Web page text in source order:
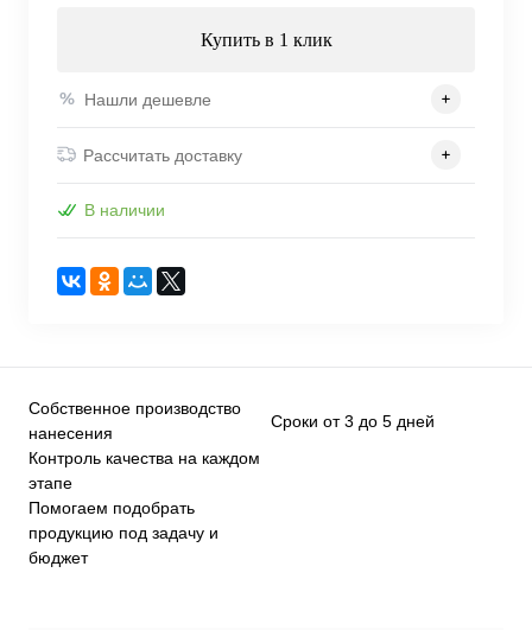
Купить в 1 клик
Нашли дешевле
Рассчитать доставку
В наличии
Собственное производство
нанесения
Сроки от 3 до 5 дней
Контроль качества на каждом
этапе
Помогаем подобрать
продукцию под задачу и
бюджет